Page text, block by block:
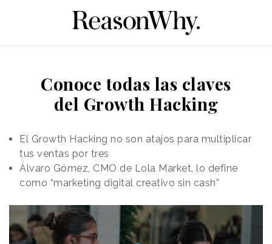
Conoce todas las claves
del Growth Hacking
El Growth Hacking no son atajos para multiplicar
tus ventas por tres
Álvaro Gómez, CMO de Lola Market, lo define
como “marketing digital creativo sin cash”